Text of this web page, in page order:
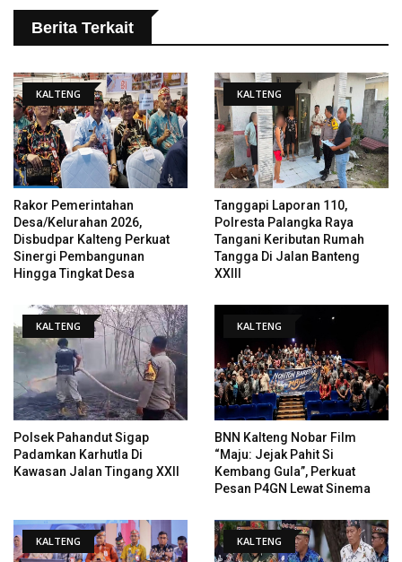
Berita Terkait
KALTENG
Rakor Pemerintahan
Desa/Kelurahan 2026,
Disbudpar Kalteng Perkuat
Sinergi Pembangunan
Hingga Tingkat Desa
KALTENG
Tanggapi Laporan 110,
Polresta Palangka Raya
Tangani Keributan Rumah
Tangga Di Jalan Banteng
XXIII
KALTENG
Polsek Pahandut Sigap
Padamkan Karhutla Di
Kawasan Jalan Tingang XXII
KALTENG
BNN Kalteng Nobar Film
“Maju: Jejak Pahit Si
Kembang Gula”, Perkuat
Pesan P4GN Lewat Sinema
KALTENG KALTENG